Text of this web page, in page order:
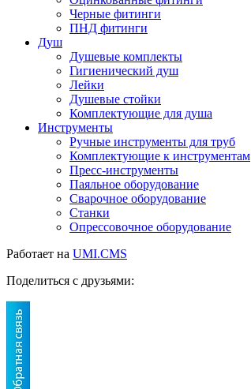
Черные фитинги
ПНД фитинги
Душ
Душевые комплекты
Гигиенический душ
Лейки
Душевые стойки
Комплектующие для душа
Инструменты
Ручные инструменты для труб
Комплектующие к инструментам
Пресс-инструменты
Паяльное оборудование
Сварочное оборудование
Станки
Опрессовочное оборудование
Работает на UMI.CMS
Поделиться с друзьями: